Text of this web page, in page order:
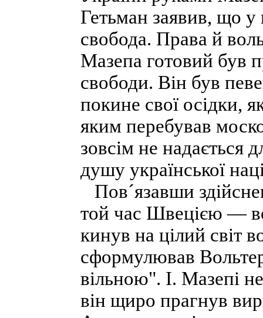
Гетьман заявив, що у
свобода. Права й
Мазепа готовий був
свободи. Він був
покине свої осідки,
яким перебував
зовсім не надається
душу української
Пов´язавши
той час Швецією —
кинув на цілий світ
сформулював
вільною". І. Мазепі
він щиро прагнув